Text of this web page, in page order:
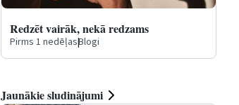
Redzēt vairāk, nekā redzams
Pirms 1 nedēļas|Blogi
Jaunākie sludinājumi